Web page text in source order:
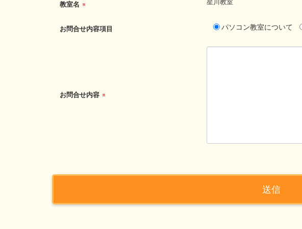
教室名 ※ 星川教室
お問合せ内容項目 パソコン教室について
お問合せ内容 ※